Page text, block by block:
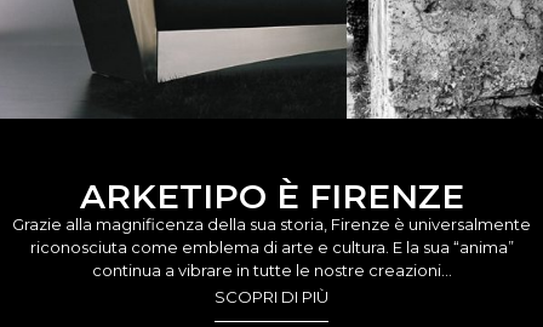
ARKETIPO È FIRENZE
Grazie alla magnificenza della sua storia, Firenze è universalmente
riconosciuta come emblema di arte e cultura. E la sua “anima”
continua a vibrare in tutte le nostre creazioni…
SCOPRI DI PIÙ